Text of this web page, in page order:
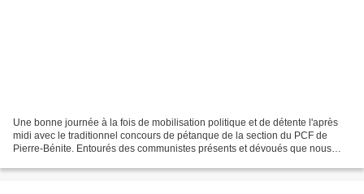
Une bonne journée à la fois de mobilisation politique et de détente l'après
midi avec le traditionnel concours de pétanque de la section du PCF de
Pierre-Bénite. Entourés des communistes présents et dévoués que nous